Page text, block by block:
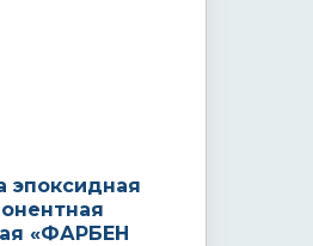
эпоксидная
«ФАРБЕН